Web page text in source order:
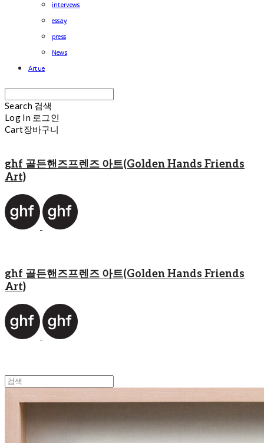
intervews
essay
press
News
Artue
Search 검색
Log In 로그인
Cart장바구니
ghf 골든핸즈프렌즈 아트(Golden Hands Friends
Art)
ghf 골든핸즈프렌즈 아트(Golden Hands Friends
Art)